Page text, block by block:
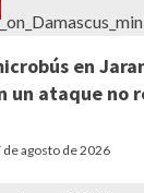
en
un ataque no
de agosto de 2026